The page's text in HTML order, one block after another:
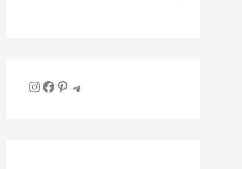
InstagramFacebook Pinterest Telegram